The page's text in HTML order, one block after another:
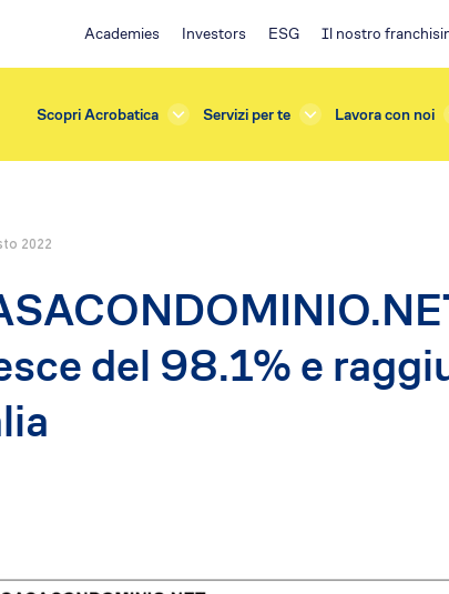
Academies Investors ESG Il nostro
e Manutenzioni
Verifiche
ESG
Ambiente
Impegno sociale
Governance
Il pacchetto
Scopri Acrobatica Servizi per te Lavora con noi
2022
del 98.1% e